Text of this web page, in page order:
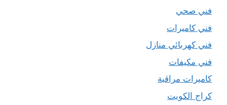
فني صحي
فني كاميرات
فني كهربائي منازل
فني مكيفات
كاميرات مراقبة
كراج الكويت